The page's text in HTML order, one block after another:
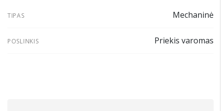
TIPAS Mechaninė
POSLINKIS Priekis varomas